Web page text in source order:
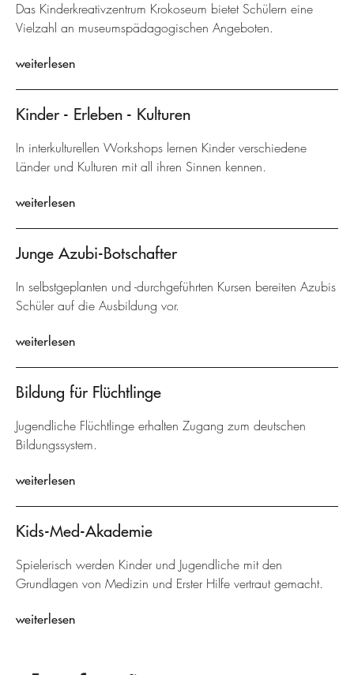
Das Kinderkreativzentrum Krokoseum bietet Schülern eine
Vielzahl an museumspädagogischen Angeboten.
weiterlesen
Kinder - Erleben - Kulturen
In interkulturellen Workshops lernen Kinder verschiedene
Länder und Kulturen mit all ihren Sinnen kennen.
weiterlesen
Junge Azubi-Botschafter
In selbstgeplanten und -durchgeführten Kursen bereiten Azubis
Schüler auf die Ausbildung vor.
weiterlesen
Bildung für Flüchtlinge
Jugendliche Flüchtlinge erhalten Zugang zum deutschen
Bildungssystem.
weiterlesen
Kids-Med-Akademie
Spielerisch werden Kinder und Jugendliche mit den
Grundlagen von Medizin und Erster Hilfe vertraut gemacht.
weiterlesen